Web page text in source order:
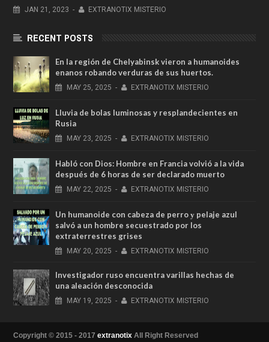
JAN 21, 2023 - EXTRANOTIX MISTERIO
RECENT POSTS
En la región de Chelyabinsk vieron a humanoides
enanos robando verduras de sus huertos.
MAY 25, 2025 - EXTRANOTIX MISTERIO
Lluvia de bolas luminosas y resplandecientes en
Rusia
MAY 23, 2025 - EXTRANOTIX MISTERIO
Habló con Dios: Hombre en Francia volvió a la vida
después de 6 horas de ser declarado muerto
MAY 22, 2025 - EXTRANOTIX MISTERIO
Un humanoide con cabeza de perro у pelaje azul
salvó a un hombre secuestrado por los
extraterrestres grises
MAY 20, 2025 - EXTRANOTIX MISTERIO
Investigador ruso encuentra varillas hechas de
una aleación desconocida
MAY 19, 2025 - EXTRANOTIX MISTERIO
Copyright © 2015 - 2017 extranotix All Right Reserved